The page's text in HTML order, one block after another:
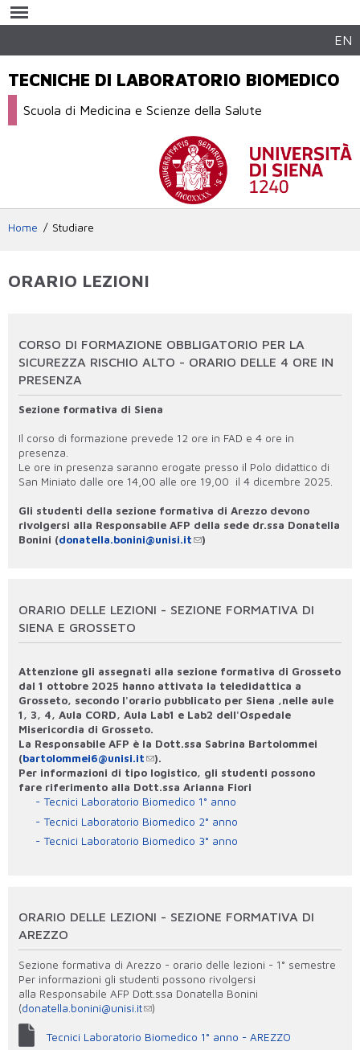
contenuto
EN
TECNICHE DI LABORATORIO BIOMEDICO
Scuola di Medicina e Scienze della Salute
Home Studiare
ORARIO LEZIONI
CORSO DI FORMAZIONE OBBLIGATORIO PER LA
SICUREZZA RISCHIO ALTO - ORARIO DELLE 4 ORE IN
PRESENZA
Sezione formativa di Siena
Il corso di formazione prevede 12 ore in FAD e 4 ore in
presenza.
Le ore in presenza saranno erogate presso il Polo didattico di
San Miniato dalle ore 14,00 alle ore 19,00 il 4 dicembre 2025.
Gli studenti della sezione formativa di Arezzo devono
rivolgersi alla Responsabile AFP della sede dr.ssa Donatella
Bonini (donatella.bonini@unisi.it )
ORARIO DELLE LEZIONI - SEZIONE FORMATIVA DI
SIENA E GROSSETO
Attenzione gli assegnati alla sezione formativa di Grosseto
dal 1 ottobre 2025 hanno attivata la teledidattica a
Grosseto, secondo l'orario pubblicato per Siena ,nelle aule
1, 3, 4, Aula CORD, Aula Lab1 e Lab2 dell'Ospedale
Misericordia di Grosseto.
La Responsabile AFP è la Dott.ssa Sabrina Bartolommei
(bartolommei6@unisi.it
).
Per informazioni di tipo logistico, gli studenti possono
fare riferimento alla Dott.ssa Arianna Fiori
Tecnici Laboratorio Biomedico 1° anno
Tecnici Laboratorio Biomedico 2° anno
Tecnici Laboratorio Biomedico 3° anno
ORARIO DELLE LEZIONI - SEZIONE FORMATIVA DI
AREZZO
Sezione formativa di Arezzo - orario delle lezioni - 1° semestre
Per informazioni gli studenti possono rivolgersi
alla Responsabile AFP Dott.ssa Donatella Bonini
(donatella.bonini@unisi.it )
Tecnici Laboratorio Biomedico 1° anno - AREZZO